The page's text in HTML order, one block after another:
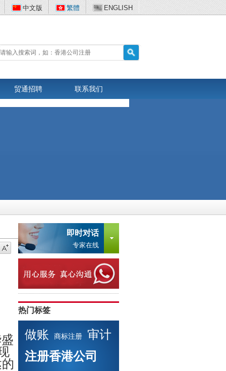
中文版 繁體 ENGLISH
贸通招聘 联系我们
即时对话
专家在线
热门标签
做账 商标注册
审计
注册香港公司